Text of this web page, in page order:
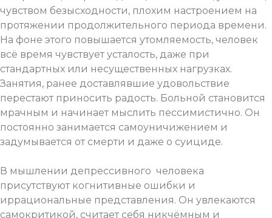
чувством безысходности, плохим настроением на
протяжении продолжительного периода времени.
На фоне этого повышается утомляемость, человек
всё время чувствует усталость, даже при
стандартных или несущественных нагрузках.
Занятия, ранее доставлявшие удовольствие
перестают приносить радость. Больной становится
мрачным и начинает мыслить пессимистично. Он
постоянно занимается самоуничижением и
задумывается от смерти и даже о суициде.
В мышлении депрессивного человека
присутствуют когнитивные ошибки и
иррациональные представления. Он увлекаются
самокритикой, считает себя никчёмным и